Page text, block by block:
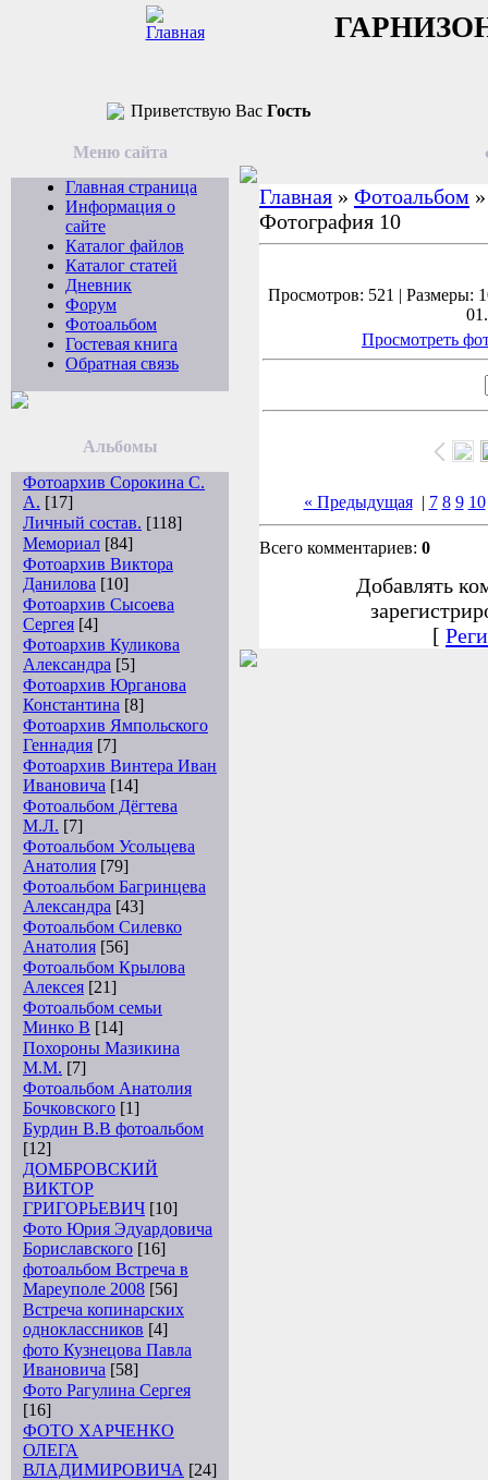
Приветствую Вас Гость
Меню сайта
Главная страница
Информация о
сайте
Каталог файлов
Каталог статей
Дневник
Форум
Фотоальбом
Гостевая книга
Обратная связь
Альбомы
Фотоархив Сорокина С.
А. [17]
Личный состав. [118]
Мемориал [84]
Фотоархив Виктора
Данилова [10]
Фотоархив Сысоева
Сергея [4]
Фотоархив Куликова
Александра [5]
Фотоархив Юрганова
Константина [8]
Фотоархив Ямпольского
Геннадия [7]
Фотоархив Винтера Иван
Ивановича [14]
Фотоальбом Дёгтева
М.Л. [7]
Фотоальбом Усольцева
Анатолия [79]
Фотоальбом Багринцева
Александра [43]
Фотоальбом Силевко
Анатолия [56]
Фотоальбом Крылова
Алексея [21]
Фотоальбом семьи
Минко В [14]
Похороны Мазикина
М.М. [7]
Фотоальбом Анатолия
Бочковского [1]
Бурдин В.В фотоальбом
[12]
ДОМБРОВСКИЙ
ВИКТОР
ГРИГОРЬЕВИЧ [10]
Фото Юрия Эдуардовича
Бориславского [16]
фотоальбом Встреча в
Мареуполе 2008 [56]
Встреча копинарских
одноклассников [4]
фото Кузнецова Павла
Ивановича [58]
Фото Рагулина Сергея
[16]
ФОТО ХАРЧЕНКО
ОЛЕГА
ВЛАДИМИРОВИЧА [24]
Главная » Фотоальбом
Фотография 10
Просмотров: 521 | Размеры:
Просмотреть
« Предыдущая| 7 8 9 10
Всего комментариев: 0
Добавлять
[